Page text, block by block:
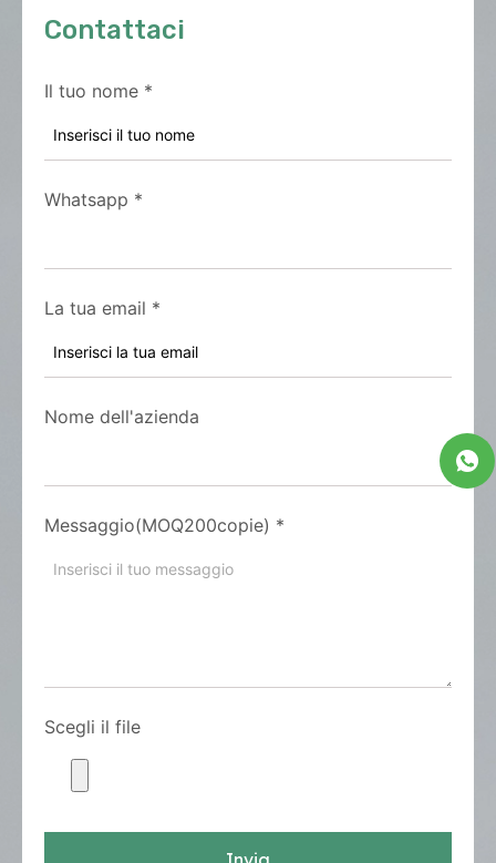
Contattaci
Il tuo nome *
Whatsapp *
La tua email *
Nome dell'azienda
Messaggio(MOQ200copie) *
Scegli il file